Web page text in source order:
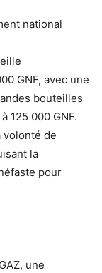
national
GNF, avec une
bouteilles
125 000 GNF.
volonté de
la
pour
une